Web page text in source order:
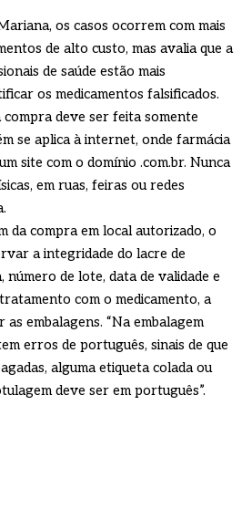
os casos ocorrem com mais
de alto custo, mas avalia que a
de saúde estão mais
os medicamentos falsificados.
compra deve ser feita somente
se aplica à internet, onde farmácia
site com o domínio .com.br. Nunca
em ruas, feiras ou redes
da compra em local autorizado, o
a integridade do lacre de
número de lote, data de validade e
com o medicamento, a
embalagens. “Na embalagem
erros de português, sinais de que
alguma etiqueta colada ou
deve ser em português”.